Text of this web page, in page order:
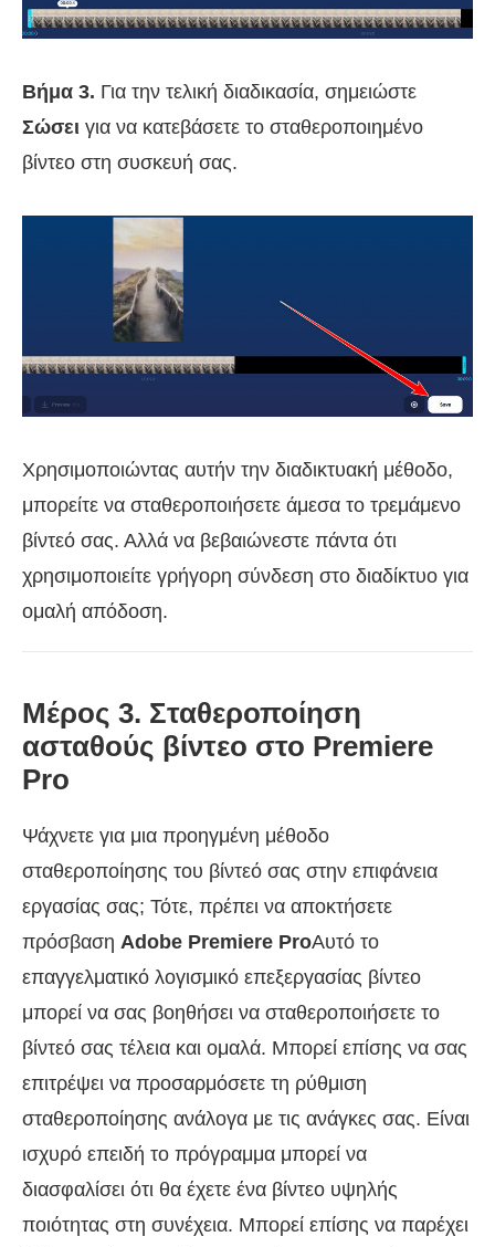
Βήμα 3. Για την τελική διαδικασία, σημειώστε
Σώσει για να κατεβάσετε το σταθεροποιημένο
βίντεο στη συσκευή σας.
Χρησιμοποιώντας αυτήν την διαδικτυακή μέθοδο,
μπορείτε να σταθεροποιήσετε άμεσα το τρεμάμενο
βίντεό σας. Αλλά να βεβαιώνεστε πάντα ότι
χρησιμοποιείτε γρήγορη σύνδεση στο διαδίκτυο για
ομαλή απόδοση.
Μέρος 3. Σταθεροποίηση
ασταθούς βίντεο στο Premiere
Pro
Ψάχνετε για μια προηγμένη μέθοδο
σταθεροποίησης του βίντεό σας στην επιφάνεια
εργασίας σας; Τότε, πρέπει να αποκτήσετε
πρόσβαση Adobe Premiere ProΑυτό το
επαγγελματικό λογισμικό επεξεργασίας βίντεο
μπορεί να σας βοηθήσει να σταθεροποιήσετε το
βίντεό σας τέλεια και ομαλά. Μπορεί επίσης να σας
επιτρέψει να προσαρμόσετε τη ρύθμιση
σταθεροποίησης ανάλογα με τις ανάγκες σας. Είναι
ισχυρό επειδή το πρόγραμμα μπορεί να
διασφαλίσει ότι θα έχετε ένα βίντεο υψηλής
ποιότητας στη συνέχεια. Μπορεί επίσης να παρέχει